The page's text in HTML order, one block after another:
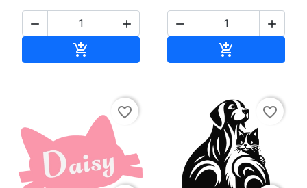
 

 

favorite_border favorite_border